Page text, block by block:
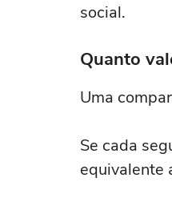
social.
Quanto
Uma
Se cada
equivalente